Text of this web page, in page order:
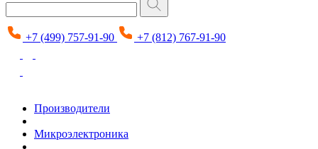
+7 (499) 757-91-90 +7 (812) 767-91-90
Производители
Микроэлектроника